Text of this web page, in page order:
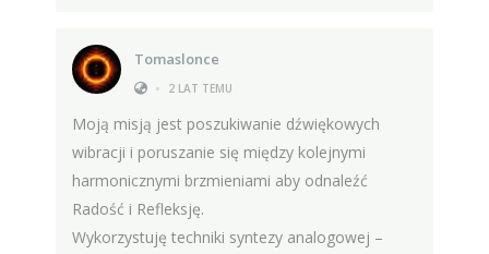
Tomaslonce
•
2 LAT TEMU
Moją misją jest poszukiwanie dźwiękowych
wibracji i poruszanie się między kolejnymi
harmonicznymi brzmieniami aby odnaleźć
Radość i Refleksję.
Wykorzystuję techniki syntezy analogowej –